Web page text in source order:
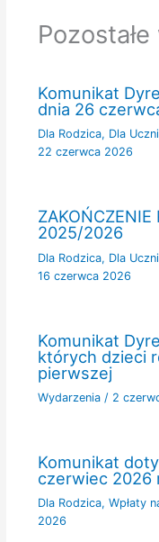
Komunikat
dnia 26
Dla Rodzica, Dla
22 czerwca 2026
ZAKOŃCZENIE
2025/2026
Dla Rodzica, Dla
16 czerwca 2026
Komunikat
których dzieci
pierwszej
Wydarzenia/ 2
Komunikat
czerwiec 2026
Dla Rodzica, Wpłaty
2026